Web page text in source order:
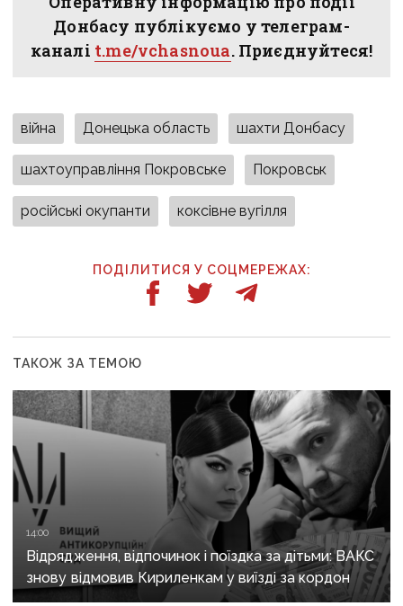
Донбасу публікуємо у телеграм-
каналі t.me/vchasnoua. Приєднуйтеся!
війна Донецька область шахти Донбасу
шахтоуправління Покровське Покровськ
російські окупанти коксівне вугілля
ПОДІЛИТИСЯ У СОЦМЕРЕЖАХ:
ТАКОЖ ЗА ТЕМОЮ
14:00
Відрядження, відпочинок і поїздка за дітьми: ВАКС
знову відмовив Кириленкам у виїзді за кордон